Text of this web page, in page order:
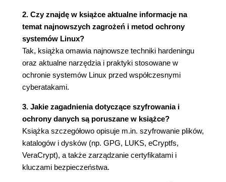
Podsumowanie
Pytania
Lektura uzupełniająca
Odpowiedzi
Rozdział 2. Zabezpieczanie kont użytkowników
administracyjnych
Niebezpieczeństwa związane z logowaniem
Zalety korzystania z sudo
Konfigurowanie uprawnień sudo dla pełnych
użytkowników administracyjnych
Dodawanie użytkowników do
predefiniowanej grupy administratorów
Tworzenie wpisu w pliku zasad sudo
2. Czy znajdę w książce aktualne informacje na
temat najnowszych zagrożeń i metod ochrony
systemów Linux?
Tak, książka omawia najnowsze techniki hardeningu
oraz aktualne narzędzia i praktyki stosowane w
ochronie systemów Linux przed współczesnymi
cyberatakami.
3. Jakie zagadnienia dotyczące szyfrowania i
ochrony danych są poruszane w książce?
Książka szczegółowo opisuje m.in. szyfrowanie plików,
katalogów i dysków (np. GPG, LUKS, eCryptfs,
VeraCrypt), a także zarządzanie certyfikatami i
kluczami bezpieczeństwa.